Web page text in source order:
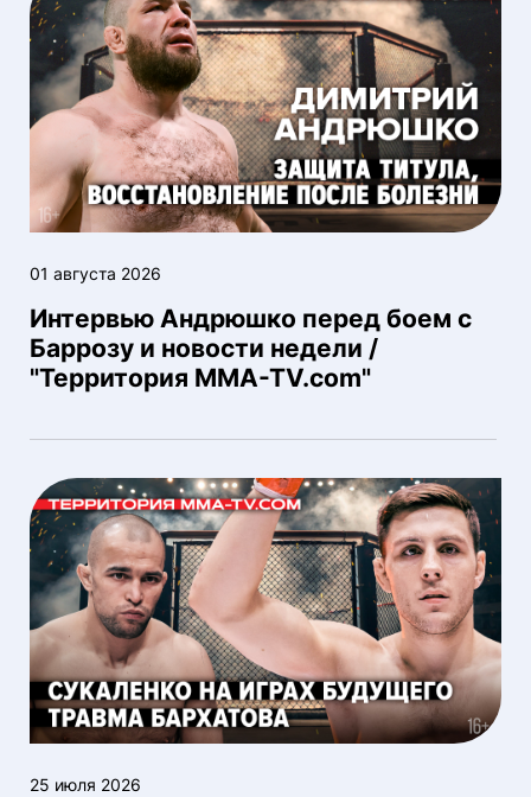
01 августа 2026
Интервью Андрюшко перед боем с
Баррозу и новости недели /
"Территория MMA-TV.com"
25 июля 2026